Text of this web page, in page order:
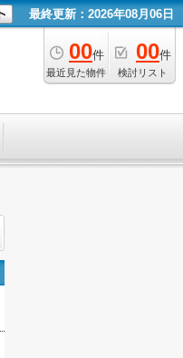
最終更新：2026年08月06日
00件
最近見た物件
00件
検討リスト